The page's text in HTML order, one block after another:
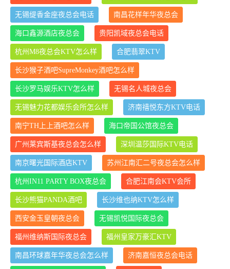
无锡缇香金座夜总会电话 南昌花样年华夜总会
海口鑫源酒店夜总会 贵阳凯域夜总会电话
杭州M8夜总会KTV怎么样 合肥翡翠KTV
长沙猴子酒吧SupreMonkey酒吧怎么样
长沙罗马娱乐KTV怎么样 无锡名人城夜总会
无锡魅力花都娱乐会所怎么样 济南禧悦东方KTV电话
南宁TH上上酒吧怎么样 海口帝国公馆夜总会
广州莱宾斯基夜总会怎么样 深圳温莎国际KTV电话
南京曙光国际酒店KTV 苏州江南汇二号夜总会怎么样
杭州IN11 PARTY BOX夜总会 合肥江南会KTV会所
长沙熊猫PANDA酒吧 长沙维也纳KTV怎么样
西安金玉皇朝夜总会 无锡凯悦国际夜总会
福州维纳斯国际夜总会 福州皇家万豪汇KTV
南昌环球嘉年华夜总会怎么样 济南嘉恒夜总会电话